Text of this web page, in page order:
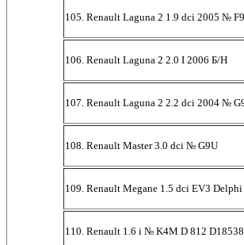
105. Renault Laguna 2 1.9 dci 2005 №
106. Renault Laguna 2 2.0 I 2006 Б/Н
107. Renault Laguna 2 2.2 dci 2004 №
108. Renault Master 3.0 dci № G9U
109. Renault Megane 1.5 dci EV3
110. Renault 1.6 i № K4M D 812